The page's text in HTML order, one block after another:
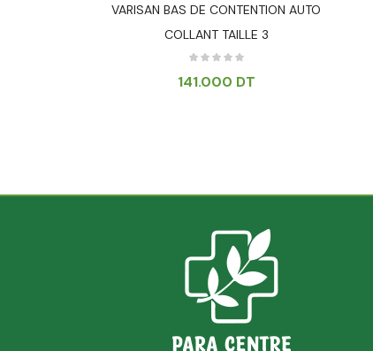
VARISAN BAS DE CONTENTION AUTO
COLLANT TAILLE 3
141.000 DT